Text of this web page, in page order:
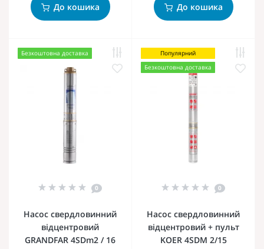
До кошика До кошика
Безкоштовна доставка
0
Насос свердловинний
відцентровий
GRANDFAR 4SDm2 / 16
Популярний
Безкоштовна доставка
0
Насос свердловинний
відцентровий + пульт
KOER 4SDM 2/15